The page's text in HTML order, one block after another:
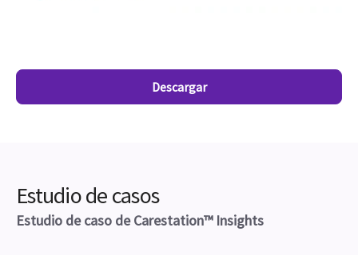
Descargar
Estudio de casos
Estudio de caso de Carestation™ Insights